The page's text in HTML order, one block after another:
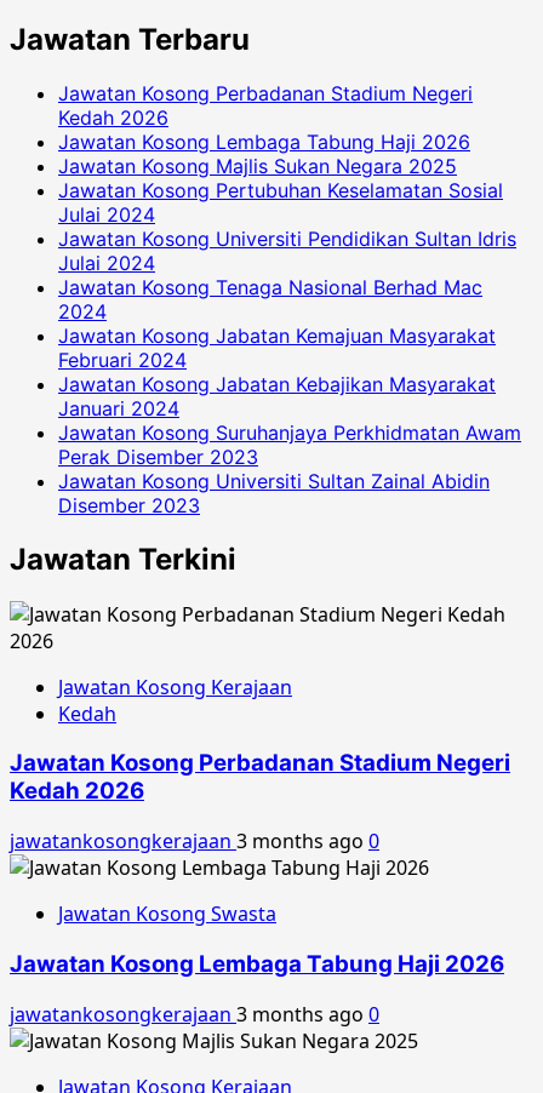
Jawatan Terbaru
Jawatan Kosong Perbadanan Stadium Negeri
Kedah 2026
Jawatan Kosong Lembaga Tabung Haji 2026
Jawatan Kosong Majlis Sukan Negara 2025
Jawatan Kosong Pertubuhan Keselamatan Sosial
Julai 2024
Jawatan Kosong Universiti Pendidikan Sultan Idris
Julai 2024
Jawatan Kosong Tenaga Nasional Berhad Mac
2024
Jawatan Kosong Jabatan Kemajuan Masyarakat
Februari 2024
Jawatan Kosong Jabatan Kebajikan Masyarakat
Januari 2024
Jawatan Kosong Suruhanjaya Perkhidmatan Awam
Perak Disember 2023
Jawatan Kosong Universiti Sultan Zainal Abidin
Disember 2023
Jawatan Terkini
Jawatan Kosong Kerajaan
Kedah
Jawatan Kosong Perbadanan Stadium Negeri
Kedah 2026
jawatankosongkerajaan 3 months ago 0
Jawatan Kosong Swasta
Jawatan Kosong Lembaga Tabung Haji 2026
jawatankosongkerajaan 3 months ago 0
Jawatan Kosong Kerajaan